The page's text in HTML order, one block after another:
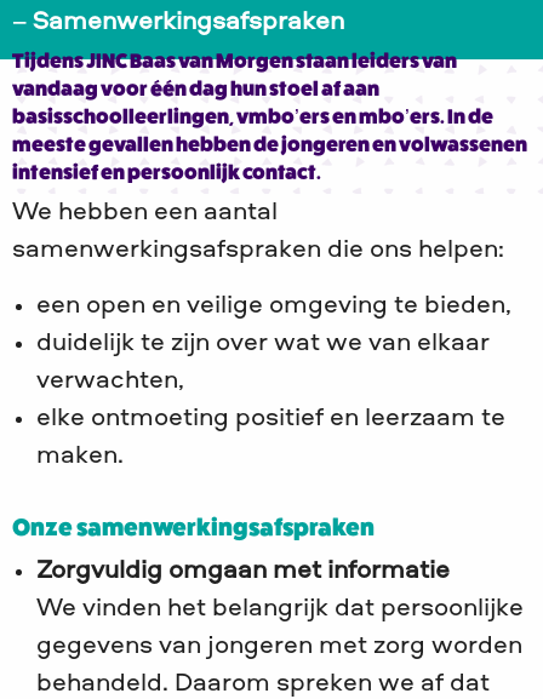
– Samenwerkingsafspraken
Tijdens JINC Baas van Morgen staan leiders van
vandaag voor één dag hun stoel af aan
basisschoolleerlingen, vmbo’ers en mbo’ers. In de
meeste gevallen hebben de jongeren en volwassenen
intensief en persoonlijk contact.
We hebben een aantal
samenwerkingsafspraken die ons helpen:
een open en veilige omgeving te bieden,
duidelijk te zijn over wat we van elkaar
verwachten,
elke ontmoeting positief en leerzaam te
maken.
Onze samenwerkingsafspraken
Zorgvuldig omgaan met informatie
We vinden het belangrijk dat persoonlijke
gegevens van jongeren met zorg worden
behandeld. Daarom spreken we af dat